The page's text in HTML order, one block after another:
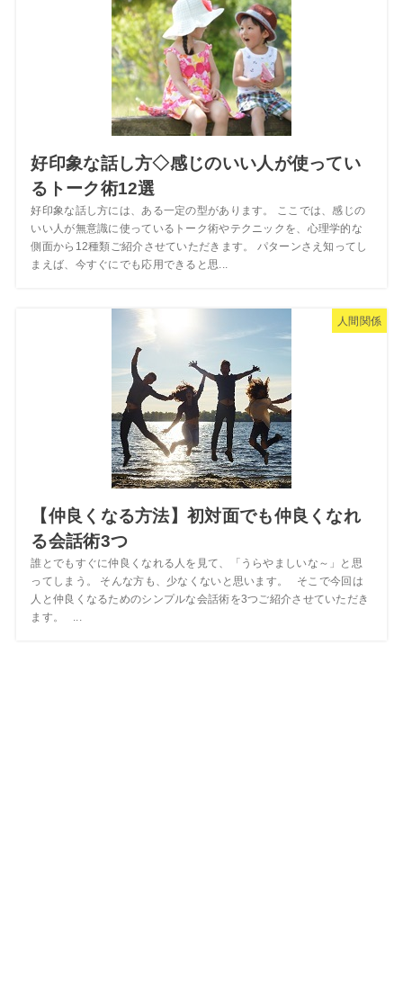
好印象な話し方◇感じのいい人が使ってい
るトーク術12選
好印象な話し方には、ある一定の型があります。 ここでは、感じの
いい人が無意識に使っているトーク術やテクニックを、心理学的な
側面から12種類ご紹介させていただきます。 パターンさえ知ってし
まえば、今すぐにでも応用できると思...
人間関係
【仲良くなる方法】初対面でも仲良くなれ
る会話術3つ
誰とでもすぐに仲良くなれる人を見て、「うらやましいな～」と思
ってしまう。 そんな方も、少なくないと思います。 そこで今回は
人と仲良くなるためのシンプルな会話術を3つご紹介させていただき
ます。 ...